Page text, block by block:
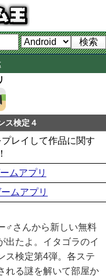
ス検定４
レイして作品に関す
ムアプリ
ムアプリ
♂さんから新しい無料
出たよ。イタゴラのイ
ス検定第4弾。各ステ
れる謎を解いて部屋か